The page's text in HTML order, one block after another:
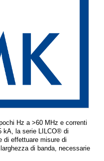
Hz a >60 MHz e correnti
kA, la serie LILCO® di
di effettuare misure di
di banda, necessarie